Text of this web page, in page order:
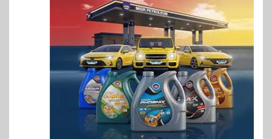
سوق وصلة
هواوي: هاتف nova 15
Max بطارية ضخمة وتصميم متين
جهازًا مثاليًا للشباب
9 اقتصاد
إي اف چي فاينانس تستعرض
خطط نمو «بلد» لتعزيز حضورها
في سوق تحويلات المصريين
بالخارج